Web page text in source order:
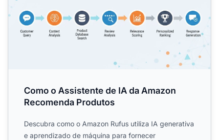
Como o Assistente de IA da Amazon
Recomenda Produtos
Descubra como o Amazon Rufus utiliza IA generativa
e aprendizado de máquina para fornecer